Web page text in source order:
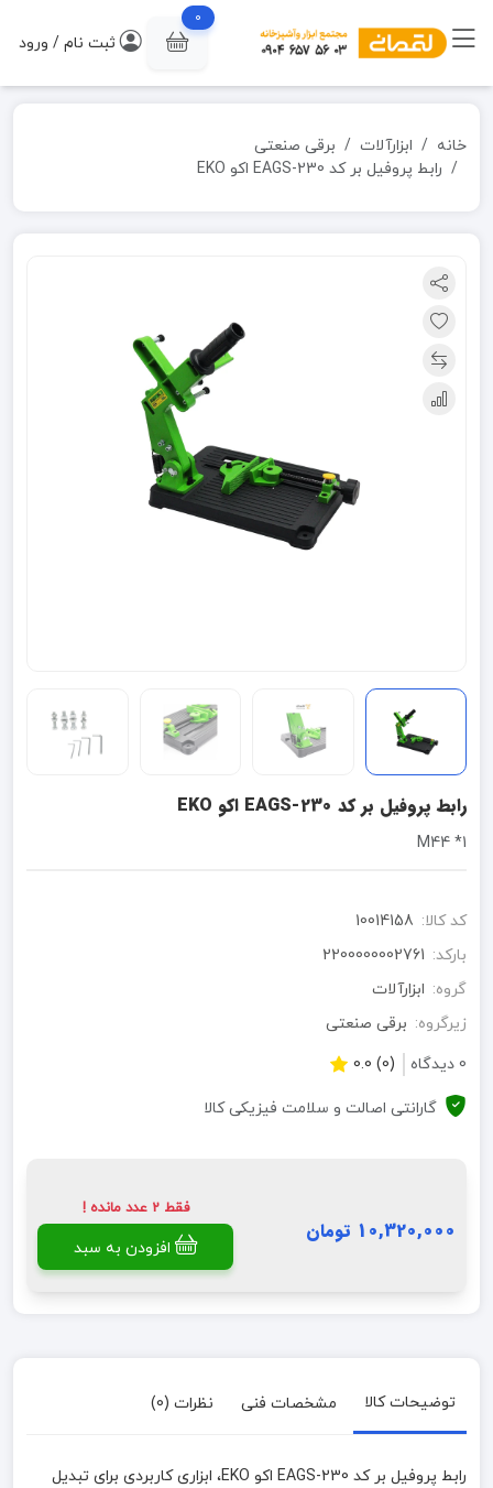
0
ثبت نام / ورود
خانه ابزارآلات
برقی صنعتی
رابط پروفیل بر کد EAGS-230 اکو EKO
رابط پروفیل بر کد EAGS-230 اکو EKO
M44 *1
کد کالا: 10014158
بارکد: 2200000002761
گروه: ابزارآلات
زیرگروه: برقی صنعتی
0 دیدگاه
(0) 0.0
گارانتی اصالت و سلامت فیزیکی کالا
10,320,000 تومان
فقط 2 عدد مانده !
افزودن به سبد
توضیحات کالا مشخصات فنی نظرات (0)
رابط پروفیل بر کد EAGS-230 اکو EKO، ابزاری کاربردی برای تبدیل